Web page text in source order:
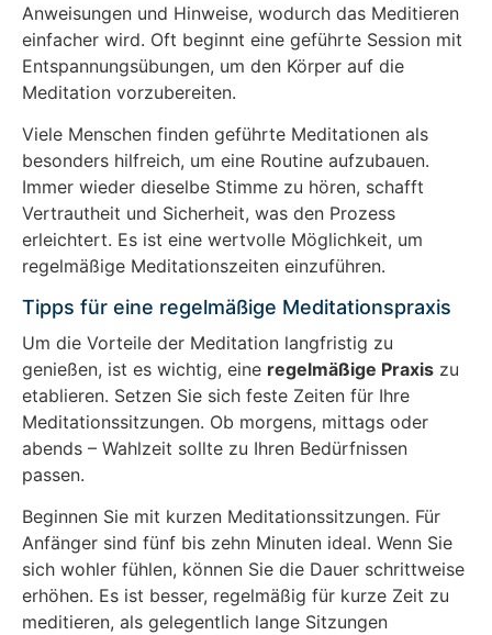
Anweisungen und Hinweise, wodurch das Meditieren
einfacher wird. Oft beginnt eine geführte Session mit
Entspannungsübungen, um den Körper auf die
Meditation vorzubereiten.
Viele Menschen finden geführte Meditationen als
besonders hilfreich, um eine Routine aufzubauen.
Immer wieder dieselbe Stimme zu hören, schafft
Vertrautheit und Sicherheit, was den Prozess
erleichtert. Es ist eine wertvolle Möglichkeit, um
regelmäßige Meditationszeiten einzuführen.
Tipps für eine regelmäßige Meditationspraxis
Um die Vorteile der Meditation langfristig zu
genießen, ist es wichtig, eine regelmäßige Praxis zu
etablieren. Setzen Sie sich feste Zeiten für Ihre
Meditationssitzungen. Ob morgens, mittags oder
abends – Wahlzeit sollte zu Ihren Bedürfnissen
passen.
Beginnen Sie mit kurzen Meditationssitzungen. Für
Anfänger sind fünf bis zehn Minuten ideal. Wenn Sie
sich wohler fühlen, können Sie die Dauer schrittweise
erhöhen. Es ist besser, regelmäßig für kurze Zeit zu
meditieren, als gelegentlich lange Sitzungen